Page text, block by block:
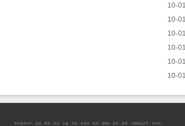
10-01
10-01
10-01
10-01
10-01
10-01
本站提供句子 说说 网名 笑话 头像 表情 祝福语 情书 dj舞曲 语录 爱情 小狸猫短文学 。等内容！